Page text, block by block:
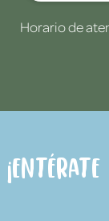
Horario de